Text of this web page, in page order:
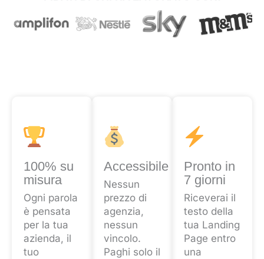
100% su
misura
Ogni parola
è pensata
per la tua
azienda, il
tuo
Accessibile
Nessun
prezzo di
agenzia,
nessun
vincolo.
Paghi solo il
Pronto in
7 giorni
Riceverai il
testo della
tua Landing
Page entro
una